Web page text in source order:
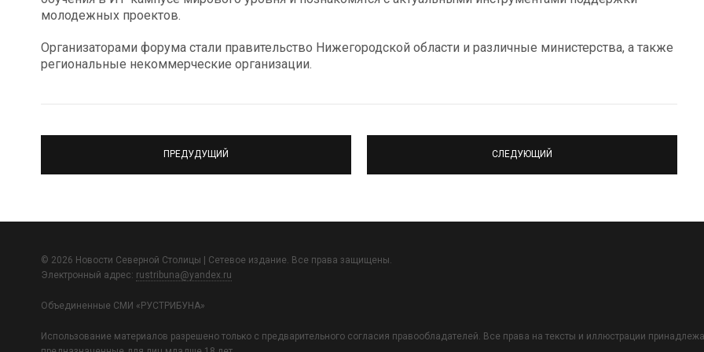
молодежных проектов.
Организаторами форума стали правительство Нижегородской области и различные министерства, а также
региональные некоммерческие организации.
ПРЕДУДУЩИЙ СЛЕДУЮЩИЙ
© 2026 Новости Северной Столицы | Сетевое издание. Все права защищены.
Электронный адрес: rustribuna@yandex.ru
Объединенные СМИ «РУСТРИБУНА»
Использование материалов разрешено только с предварительного согласия правообладателей. Все права на тексты и иллюстрации